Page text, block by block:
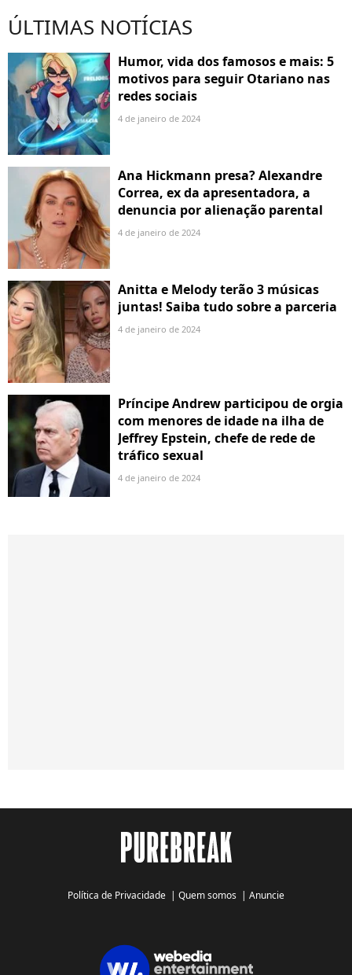
ÚLTIMAS NOTÍCIAS
Humor, vida dos famosos e mais: 5
motivos para seguir Otariano nas
redes sociais
4 de janeiro de 2024
Ana Hickmann presa? Alexandre
Correa, ex da apresentadora, a
denuncia por alienação parental
4 de janeiro de 2024
Anitta e Melody terão 3 músicas
juntas! Saiba tudo sobre a parceria
4 de janeiro de 2024
Príncipe Andrew participou de orgia
com menores de idade na ilha de
Jeffrey Epstein, chefe de rede de
tráfico sexual
4 de janeiro de 2024
Política de Privacidade | Quem somos | Anuncie